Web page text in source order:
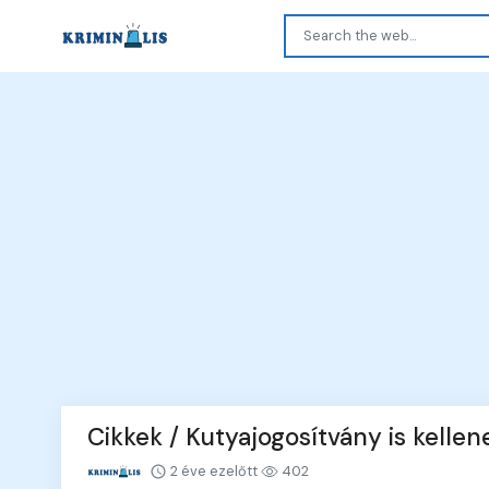
Cikkek / Kutyajogosítvány is
2 éve ezelőtt 402